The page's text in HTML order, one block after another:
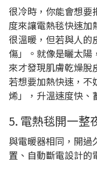
很冷時，你能會想要
度來讓電熱毯快速加
很溫暖，但若與人的
傷」。就像是曬太陽
來才發現肌膚乾燥脫
若想要加熱快速，不
烯」，升溫速度快、
5. 電熱毯開一整
與電暖器相同，開
置、自動斷電設計的